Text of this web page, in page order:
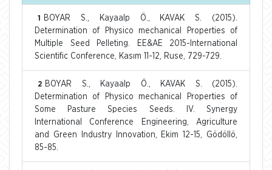
1
BOYAR S., Kayaalp Ö., KAVAK S. (2015).
Determination of Physico mechanical Properties of
Multiple Seed Pelleting. EE&AE 2015-International
Scientific Conference, Kasım 11-12, Ruse, 729-729.
2 BOYAR S., Kayaalp Ö., KAVAK S. (2015).
Determination of Physico mechanical Properties of
Some Pasture Species Seeds. IV. Synergy
International Conference Engineering, Agriculture
and Green Industry Innovation, Ekim 12-15, Gödöllö,
85-85.